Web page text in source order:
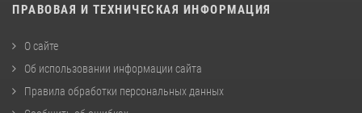
ПРАВОВАЯ И ТЕХНИЧЕСКАЯ ИНФОРМАЦИЯ
О сайте
Об использовании информации сайта
Правила обработки персональных данных